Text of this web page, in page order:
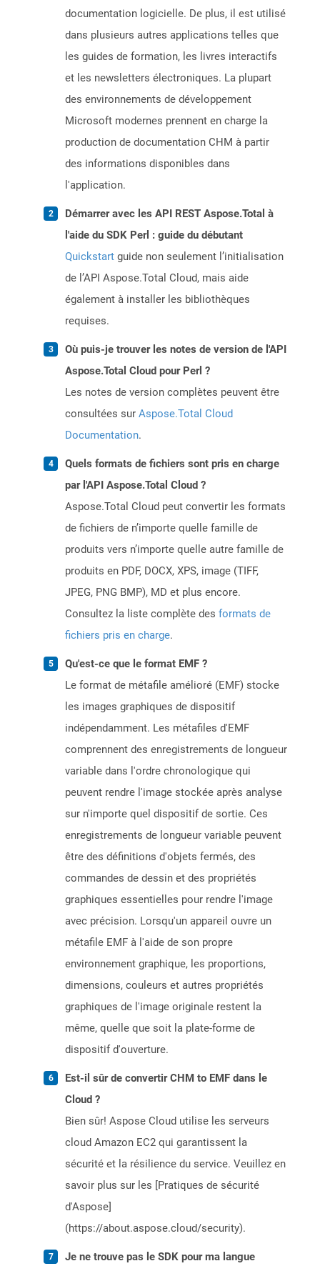
documentation logicielle. De plus, il est utilisé
dans plusieurs autres applications telles que
les guides de formation, les livres interactifs
et les newsletters électroniques. La plupart
des environnements de développement
Microsoft modernes prennent en charge la
production de documentation CHM à partir
des informations disponibles dans
l'application.
Démarrer avec les API REST Aspose.Total à
l'aide du SDK Perl : guide du débutant
Quickstart guide non seulement l’initialisation
de l’API Aspose.Total Cloud, mais aide
également à installer les bibliothèques
requises.
Où puis-je trouver les notes de version de l'API
Aspose.Total Cloud pour Perl ?
Les notes de version complètes peuvent être
consultées sur Aspose.Total Cloud
Documentation.
Quels formats de fichiers sont pris en charge
par l'API Aspose.Total Cloud ?
Aspose.Total Cloud peut convertir les formats
de fichiers de n’importe quelle famille de
produits vers n’importe quelle autre famille de
produits en PDF, DOCX, XPS, image (TIFF,
JPEG, PNG BMP), MD et plus encore.
Consultez la liste complète des formats de
fichiers pris en charge.
Qu'est-ce que le format EMF ?
Le format de métafile amélioré (EMF) stocke
les images graphiques de dispositif
indépendamment. Les métafiles d'EMF
comprennent des enregistrements de longueur
variable dans l'ordre chronologique qui
peuvent rendre l'image stockée après analyse
sur n'importe quel dispositif de sortie. Ces
enregistrements de longueur variable peuvent
être des définitions d'objets fermés, des
commandes de dessin et des propriétés
graphiques essentielles pour rendre l'image
avec précision. Lorsqu'un appareil ouvre un
métafile EMF à l'aide de son propre
environnement graphique, les proportions,
dimensions, couleurs et autres propriétés
graphiques de l'image originale restent la
même, quelle que soit la plate-forme de
dispositif d'ouverture.
Est-il sûr de convertir CHM to EMF dans le
Cloud ?
Bien sûr! Aspose Cloud utilise les serveurs
cloud Amazon EC2 qui garantissent la
sécurité et la résilience du service. Veuillez en
savoir plus sur les [Pratiques de sécurité
d'Aspose]
(https://about.aspose.cloud/security).
Je ne trouve pas le SDK pour ma langue